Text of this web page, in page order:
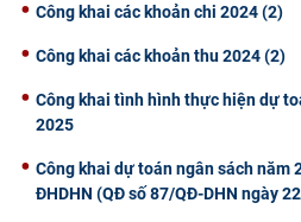
Công khai các khoản chi 2024 (2)
Công khai các khoản thu 2024 (2)
Công khai tình hình thực hiện dự
2025
Công khai dự toán ngân sách năm
ĐHDHN (QĐ số 87/QĐ-DHN ngày